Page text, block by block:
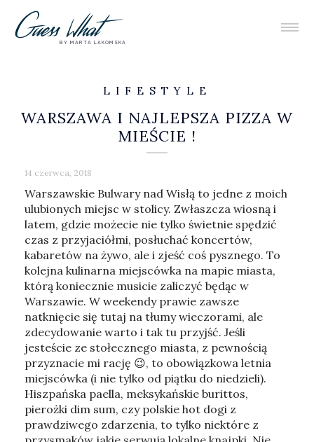
BY MARTA LAKOMSKA
LIFESTYLE
WARSZAWA I NAJLEPSZA PIZZA W
MIEŚCIE !
14 czerwca, 2018
Warszawskie Bulwary nad Wisłą to jedne z moich
ulubionych miejsc w stolicy. Zwłaszcza wiosną i
latem, gdzie możecie nie tylko świetnie spędzić
czas z przyjaciółmi, posłuchać koncertów,
kabaretów na żywo, ale i zjeść coś pysznego. To
kolejna kulinarna miejscówka na mapie miasta,
którą koniecznie musicie zaliczyć będąc w
Warszawie. W weekendy prawie zawsze
natknięcie się tutaj na tłumy wieczorami, ale
zdecydowanie warto i tak tu przyjść. Jeśli
jesteście ze stołecznego miasta, z pewnością
przyznacie mi rację 😉, to obowiązkowa letnia
miejscówka (i nie tylko od piątku do niedzieli).
Hiszpańska paella, meksykańskie burittos,
pierożki dim sum, czy polskie hot dogi z
prawdziwego zdarzenia, to tylko niektóre z